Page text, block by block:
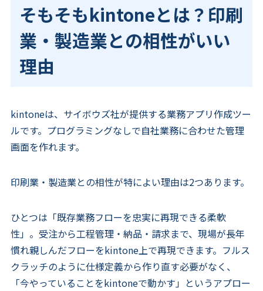
そもそもkintoneとは？印刷
業・製造業との相性がいい
理由
kintoneは、サイボウズ社が提供する業務アプリ作成ツー
ルです。プログラミングなしで自社業務に合わせた管理
画面を作れます。
印刷業・製造業との相性が特によい理由は2つあります。
ひとつは「既存業務フローを忠実に再現できる柔軟
性」。受注から工程管理・納品・請求まで、現場が長年
慣れ親しんだフローをkintone上で再現できます。フルス
クラッチのように仕様定義から作り直す必要がなく、
「今やっていることをkintoneで動かす」というアプロー